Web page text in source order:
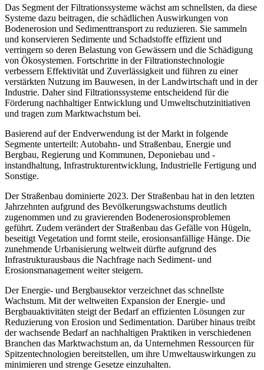
Das Segment der Filtrationssysteme wächst am schnellsten, da diese
Systeme dazu beitragen, die schädlichen Auswirkungen von
Bodenerosion und Sedimenttransport zu reduzieren. Sie sammeln
und konservieren Sedimente und Schadstoffe effizient und
verringern so deren Belastung von Gewässern und die Schädigung
von Ökosystemen. Fortschritte in der Filtrationstechnologie
verbessern Effektivität und Zuverlässigkeit und führen zu einer
verstärkten Nutzung im Bauwesen, in der Landwirtschaft und in der
Industrie. Daher sind Filtrationssysteme entscheidend für die
Förderung nachhaltiger Entwicklung und Umweltschutzinitiativen
und tragen zum Marktwachstum bei.
Basierend auf der Endverwendung ist der Markt in folgende
Segmente unterteilt: Autobahn- und Straßenbau, Energie und
Bergbau, Regierung und Kommunen, Deponiebau und -
instandhaltung, Infrastrukturentwicklung, Industrielle Fertigung und
Sonstige.
Der Straßenbau dominierte 2023. Der Straßenbau hat in den letzten
Jahrzehnten aufgrund des Bevölkerungswachstums deutlich
zugenommen und zu gravierenden Bodenerosionsproblemen
geführt. Zudem verändert der Straßenbau das Gefälle von Hügeln,
beseitigt Vegetation und formt steile, erosionsanfällige Hänge. Die
zunehmende Urbanisierung weltweit dürfte aufgrund des
Infrastrukturausbaus die Nachfrage nach Sediment- und
Erosionsmanagement weiter steigern.
Der Energie- und Bergbausektor verzeichnet das schnellste
Wachstum. Mit der weltweiten Expansion der Energie- und
Bergbauaktivitäten steigt der Bedarf an effizienten Lösungen zur
Reduzierung von Erosion und Sedimentation. Darüber hinaus treibt
der wachsende Bedarf an nachhaltigen Praktiken in verschiedenen
Branchen das Marktwachstum an, da Unternehmen Ressourcen für
Spitzentechnologien bereitstellen, um ihre Umweltauswirkungen zu
minimieren und strenge Gesetze einzuhalten.